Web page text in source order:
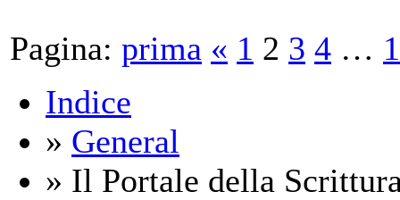
Pagina: prima « 1 2 3 4 …
Indice
» General
» Il Portale della